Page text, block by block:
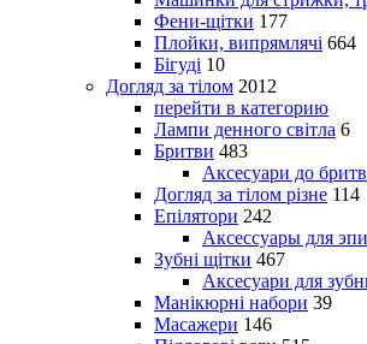
Фени-щітки 177
Плойки, випрямлячі 664
Бігуді 10
Догляд за тілом 2012
перейти в категорию
Лампи денного світла 6
Бритви 483
Аксесуари до бритв
Догляд за тілом різне 114
Епілятори 242
Аксессуары для
Зубні щітки 467
Аксесуари для
Манікюрні набори 39
Масажери 146